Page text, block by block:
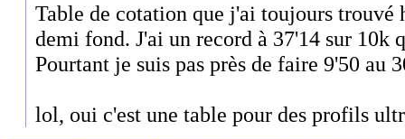
Table de cotation que j'ai toujours trouvé
demi fond. J'ai un record à 37'14 sur 10k
Pourtant je suis pas près de faire 9'50 au
lol, oui c'est une table pour des profils